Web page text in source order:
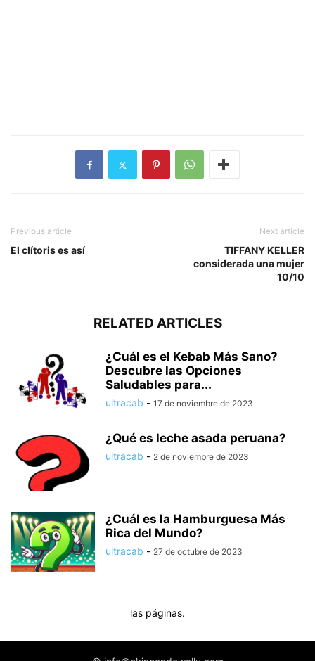
Previous article
El clítoris es así
Next article
TIFFANY KELLER
considerada una mujer
10/10
RELATED ARTICLES
¿Cuál es el Kebab Más Sano?
Descubre las Opciones
Saludables para...
ultracab - 17 de noviembre de 2023
¿Qué es leche asada peruana?
ultracab - 2 de noviembre de 2023
¿Cuál es la Hamburguesa Más
Rica del Mundo?
ultracab - 27 de octubre de 2023
las páginas.